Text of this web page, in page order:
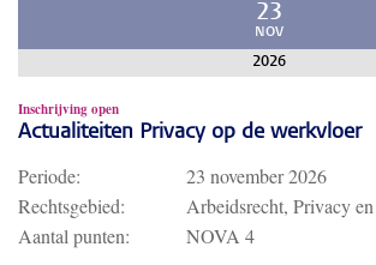
23
NOV
2026
Inschrijving open
Actualiteiten Privacy op de werkvloer
Periode:
23 november 2026
Rechtsgebied:
Arbeidsrecht, Privacy
Aantal punten:
NOVA 4